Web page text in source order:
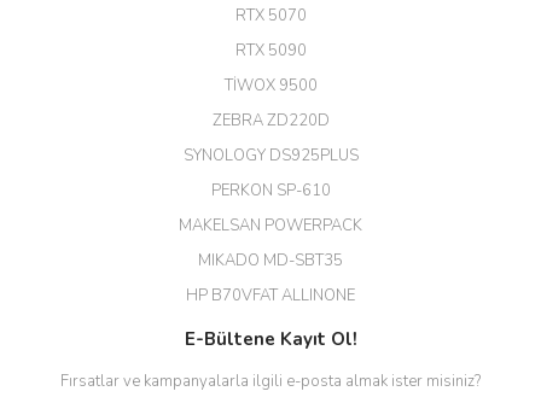
EROL ÇAKMAK | 26/12/2025
Diğer yorumları göster
RTX 5070
RTX 5090
TİWOX 9500
ZEBRA ZD220D
SYNOLOGY DS925PLUS
PERKON SP-610
MAKELSAN POWERPACK
MIKADO MD-SBT35
HP B70VFAT ALLINONE
E-Bültene Kayıt Ol!
Fırsatlar ve kampanyalarla ilgili e-posta almak ister misiniz?